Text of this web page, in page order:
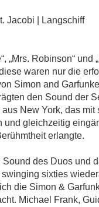
Jacobi | Langschiff
„Mrs. Robinson“ und
waren nur die
Simon and
den Sound der
New York, das mit
und gleichzeitig
erlangte.
des Duos und
sixties
die Simon &
Michael Frank,